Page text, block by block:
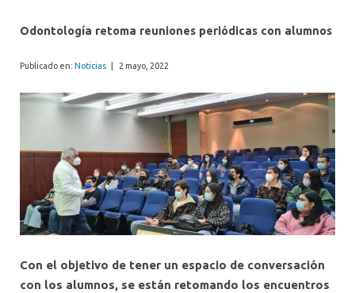
Odontología retoma reuniones periódicas con alumnos
Publicado en: Noticias 2 mayo, 2022
Con el objetivo de tener un espacio de conversación
con los alumnos, se están retomando los encuentros